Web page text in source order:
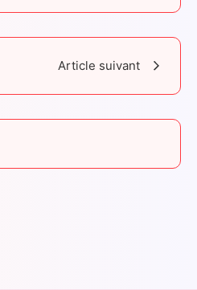
Article suivant